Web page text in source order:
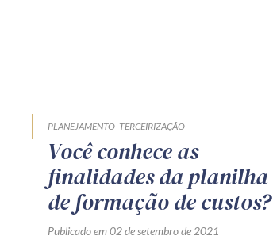
PLANEJAMENTO TERCEIRIZAÇÃO
Você conhece as
finalidades da planilha
de formação de custos?
Publicado em 02 de setembro de 2021